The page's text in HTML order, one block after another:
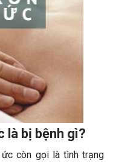
là bị bệnh gì?
còn gọi là tình trạng